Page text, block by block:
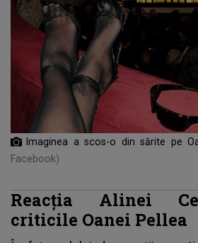
Imaginea a scos-o din sărite pe
Facebook)
Reacția Alinei
criticile Oanei Pellea